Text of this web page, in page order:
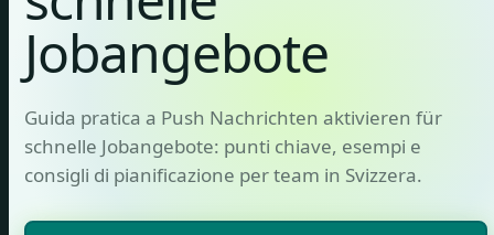
Jobangebote
Guida pratica a Push Nachrichten aktivieren für
schnelle Jobangebote: punti chiave, esempi e
consigli di pianificazione per team in Svizzera.